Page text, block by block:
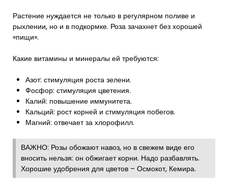
Растение нуждается не только в регулярном поливе и
рыхлении, но и в подкормке. Роза зачахнет без хорошей
«пищи».
Какие витамины и минералы ей требуются:
Азот: стимуляция роста зелени.
Фосфор: стимуляция цветения.
Калий: повышение иммунитета.
Кальций: рост корней и стимуляция побегов.
Магний: отвечает за хлорофилл.
ВАЖНО: Розы обожают навоз, но в свежем виде его
вносить нельзя: он обжигает корни. Надо разбавлять.
Хорошие удобрения для цветов – Осмокот, Кемира.